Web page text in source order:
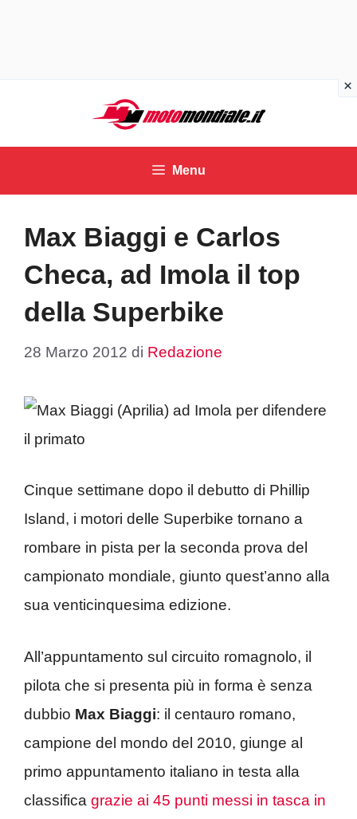
contenuto
Menu
Max Biaggi e Carlos
Checa, ad Imola il top
della Superbike
28 Marzo 2012 di Redazione
Cinque settimane dopo il debutto di Phillip
Island, i motori delle Superbike tornano a
rombare in pista per la seconda prova del
campionato mondiale, giunto quest’anno alla
sua venticinquesima edizione.
All’appuntamento sul circuito romagnolo, il
pilota che si presenta più in forma è senza
dubbio Max Biaggi: il centauro romano,
campione del mondo del 2010, giunge al
primo appuntamento italiano in testa alla
classifica grazie ai 45 punti messi in tasca in